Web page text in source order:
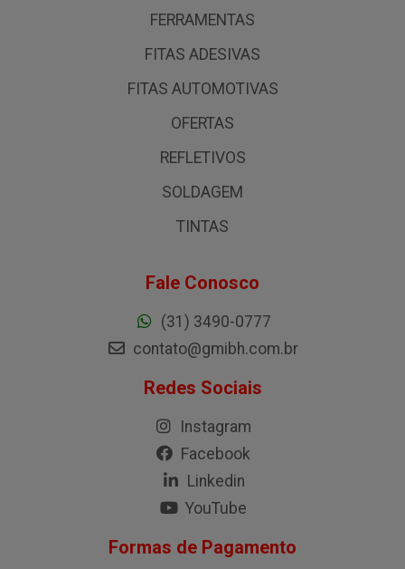
FERRAMENTAS
FITAS ADESIVAS
FITAS AUTOMOTIVAS
OFERTAS
REFLETIVOS
SOLDAGEM
TINTAS
Fale Conosco
(31) 3490-0777
contato@gmibh.com.br
Redes Sociais
Instagram
Facebook
Linkedin
YouTube
Formas de Pagamento